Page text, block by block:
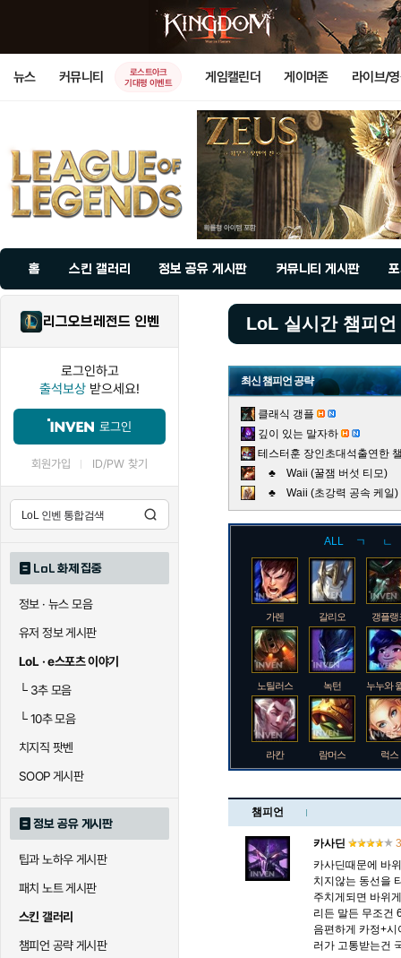
뉴스 커뮤니티
로스트아크
기대평 이벤트
게임캘린더 게이머존 라이브/
홈 스킨 갤러리 정보 공유 게시판 커뮤니티 게시판
리그오브레전드 인벤
로그인하고
출석보상 받으세요!
로그인
회원가입 ID/PW 찾기
LoL 화제 집중
정보 · 뉴스 모음
유저 정보 게시판
LoL · e스포츠 이야기
└3추 모음
└10추 모음
치지직 팟벤
SOOP 게시판
정보 공유 게시판
팁과 노하우 게시판
패치 노트 게시판
스킨 갤러리
챔피언 공략 게시판
LoL 실시간 챔피언
최신 챔피언 공략
클래식 갱플
깊이 있는 말자하
테스터훈 장인초대석출연한
♣ Waii (꿀잼 버섯 티모)
♣ Waii (초강력 공속 케
ALL ㄱ ㄴ
가렌 갈리오 갱플랭
노틸러스 녹턴 누누와
라칸 람머스 럭스
말파이트 멜
챔피언
카사딘
카사딘때문에 바
치지않는 동선을
주치게되면 바위
리든 말든 무조건
음편하게 카정+
러가 고통받는건